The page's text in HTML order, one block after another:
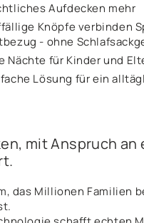
Aufdecken mehr
Knöpfe verbinden
- ohne
Nächte für Kinder und
Lösung für ein
mit Anspruch an
das Millionen Familien